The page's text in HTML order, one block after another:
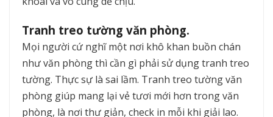
Tranh treo tường văn phòng.
Mọi người cứ nghĩ một nơi khô khan buồn chán
như văn phòng thì cần gì phải sử dụng tranh treo
tường. Thực sự là sai lầm. Tranh treo tường văn
phòng giúp mang lại vẻ tươi mới hơn trong văn
phòng, là nơi thư giản, check in mỗi khi giải lao.